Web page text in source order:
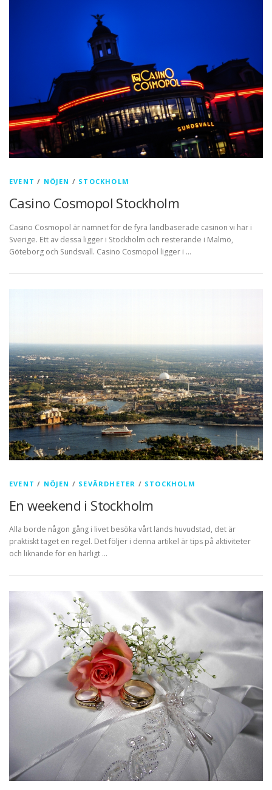
EVENT / NÖJEN / STOCKHOLM
Casino Cosmopol Stockholm
Casino Cosmopol är namnet för de fyra landbaserade casinon vi har i
Sverige. Ett av dessa ligger i Stockholm och resterande i Malmö,
Göteborg och Sundsvall. Casino Cosmopol ligger i …
EVENT / NÖJEN / SEVÄRDHETER / STOCKHOLM
En weekend i Stockholm
Alla borde någon gång i livet besöka vårt lands huvudstad, det är
praktiskt taget en regel. Det följer i denna artikel är tips på aktiviteter
och liknande för en härligt …